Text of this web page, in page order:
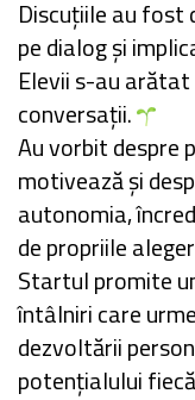
Discuțiile au fost
pe dialog și
Elevii s-au
conversații.
Au vorbit despre
motivează și
autonomia,
de propriile
Startul promite
întâlniri care
dezvoltării
potențialului